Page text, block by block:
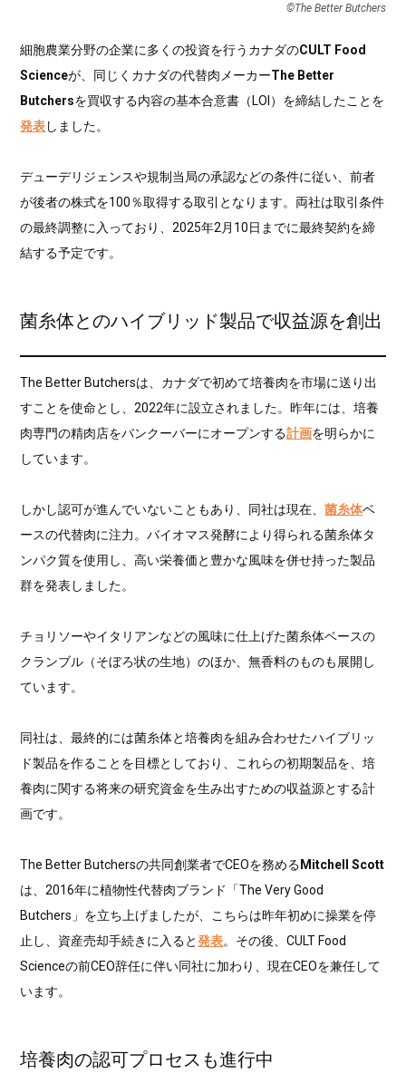
©︎The Better Butchers
細胞農業分野の企業に多くの投資を行うカナダのCULT Food
Scienceが、同じくカナダの代替肉メーカーThe Better
Butchersを買収する内容の基本合意書（LOI）を締結したことを
発表しました。
デューデリジェンスや規制当局の承認などの条件に従い、前者
が後者の株式を100％取得する取引となります。両社は取引条件
の最終調整に入っており、2025年2月10日までに最終契約を締
結する予定です。
菌糸体とのハイブリッド製品で収益源を創出
The Better Butchersは、カナダで初めて培養肉を市場に送り出
すことを使命とし、2022年に設立されました。昨年には、培養
肉専門の精肉店をバンクーバーにオープンする計画を明らかに
しています。
しかし認可が進んでいないこともあり、同社は現在、菌糸体ベ
ースの代替肉に注力。バイオマス発酵により得られる菌糸体タ
ンパク質を使用し、高い栄養価と豊かな風味を併せ持った製品
群を発表しました。
チョリソーやイタリアンなどの風味に仕上げた菌糸体ベースの
クランブル（そぼろ状の生地）のほか、無香料のものも展開し
ています。
同社は、最終的には菌糸体と培養肉を組み合わせたハイブリッ
ド製品を作ることを目標としており、これらの初期製品を、培
養肉に関する将来の研究資金を生み出すための収益源とする計
画です。
The Better Butchersの共同創業者でCEOを務める Mitchell Scott
は、2016年に植物性代替肉ブランド「The Very Good
Butchers」を立ち上げましたが、こちらは昨年初めに操業を停
止し、資産売却手続きに入ると発表。その後、CULT Food
Scienceの前CEO辞任に伴い同社に加わり、現在CEOを兼任して
います。
培養肉の認可プロセスも進行中